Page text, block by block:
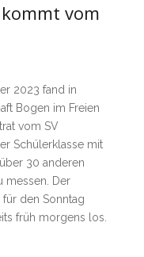
vom
2023 fand in
Bogen im Freien
vom SV
Schülerklasse mit
30 anderen
messen. Der
den Sonntag
früh morgens los.